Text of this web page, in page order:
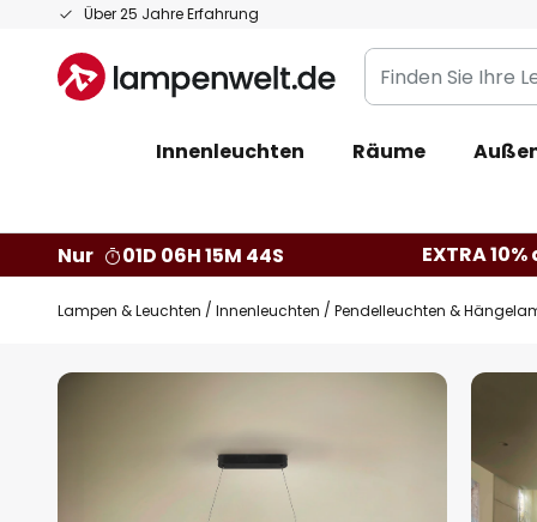
Über 25 Jahre Erfahrung
Zum
springen
Finden
Sie
Leuchte...
Innenleuchten Räume
Nur 01D 06H 15M 43S EXTRA
Lampen & Leuchten Innenleuchten Pendelleuchten &
Zum